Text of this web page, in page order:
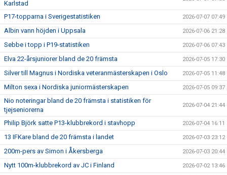
Karlstad
P17-topparna i Sverigestatistiken 2026-07-07 07:49
Albin vann höjden i Uppsala 2026-07-06 21:28
Sebbe i topp i P19-statistiken 2026-07-06 07:43
Elva 22-årsjuniorer bland de 20 främsta 2026-07-05 17:30
Silver till Magnus i Nordiska veteranmästerskapen i Oslo 2026-07-05 11:48
Milton sexa i Nordiska juniormästerskapen 2026-07-05 09:37
Nio noteringar bland de 20 främsta i statistiken för
tjejseniorerna
2026-07-04 21:44
Philip Björk satte P13-klubbrekord i stavhopp 2026-07-04 16:11
13 IFKare bland de 20 främsta i landet 2026-07-03 23:12
200m-pers av Simon i Åkersberga 2026-07-03 20:44
Nytt 100m-klubbrekord av JC i Finland 2026-07-02 13:46